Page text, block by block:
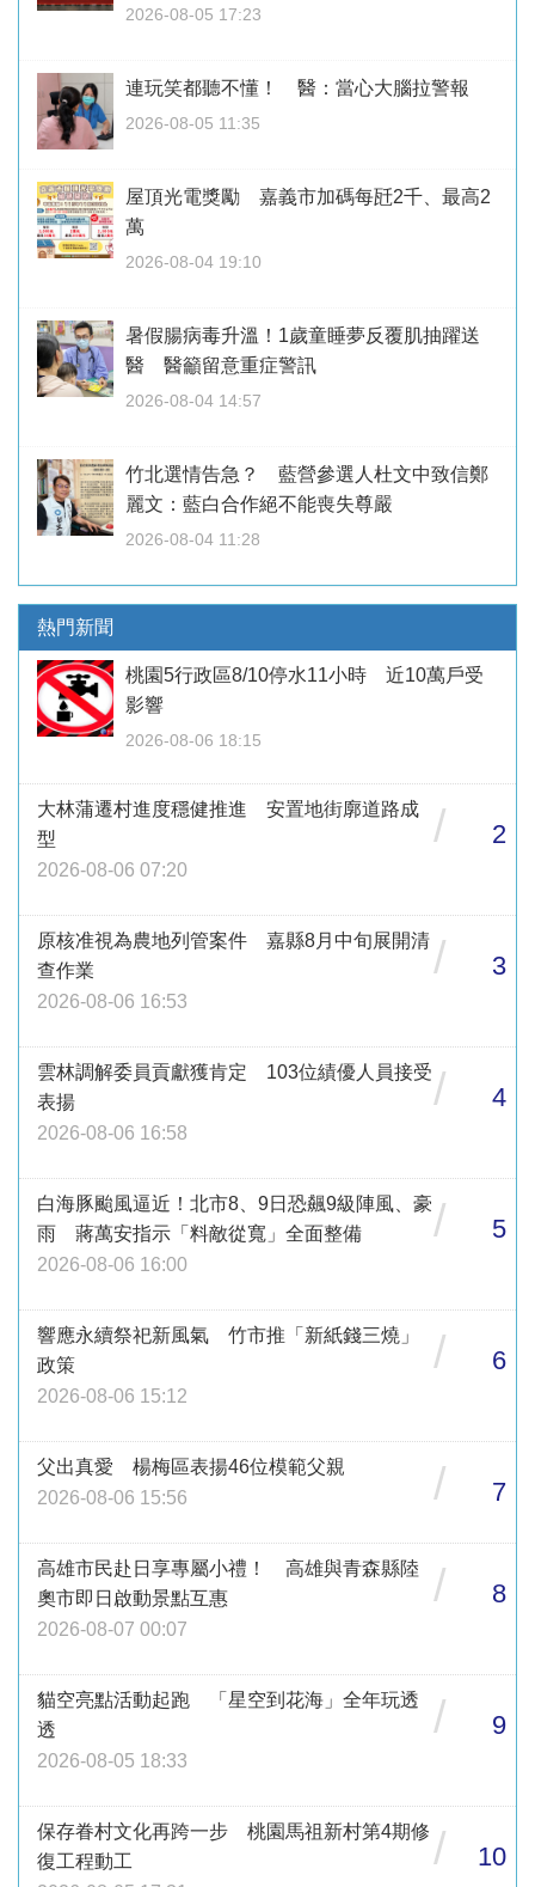
2026-08-05 17:23
連玩笑都聽不懂！ 醫：當心大腦拉警報
2026-08-05 11:35
屋頂光電獎勵 嘉義市加碼每瓩2千、最高2
萬
2026-08-04 19:10
暑假腸病毒升溫！1歲童睡夢反覆肌抽躍送
醫 醫籲留意重症警訊
2026-08-04 14:57
竹北選情告急？ 藍營參選人杜文中致信鄭
麗文：藍白合作絕不能喪失尊嚴
2026-08-04 11:28
熱門新聞
桃園5行政區8/10停水11小時 近10萬戶受
影響
2026-08-06 18:15
大林蒲遷村進度穩健推進 安置地街廓道路成
型
2026-08-06 07:20
/ 2
原核准視為農地列管案件 嘉縣8月中旬展開清
查作業
2026-08-06 16:53
/ 3
雲林調解委員貢獻獲肯定 103位績優人員接受
表揚
2026-08-06 16:58
/ 4
白海豚颱風逼近！北市8、9日恐飆9級陣風、豪
雨 蔣萬安指示「料敵從寬」全面整備
2026-08-06 16:00
/ 5
響應永續祭祀新風氣 竹市推「新紙錢三燒」
政策
2026-08-06 15:12
/ 6
父出真愛 楊梅區表揚46位模範父親
2026-08-06 15:56
/ 7
高雄市民赴日享專屬小禮！ 高雄與青森縣陸
奧市即日啟動景點互惠
2026-08-07 00:07
/ 8
貓空亮點活動起跑 「星空到花海」全年玩透
透
2026-08-05 18:33
/ 9
保存眷村文化再跨一步 桃園馬祖新村第4期修
復工程動工
/ 10